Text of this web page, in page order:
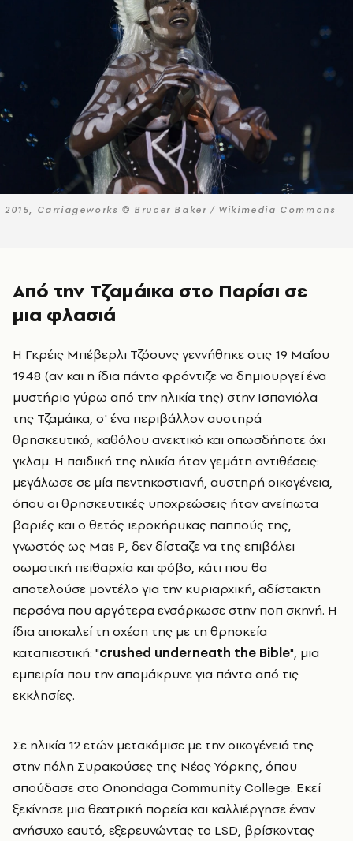
2015, Carriageworks © Brucer Baker / Wikimedia Commons
Από την Τζαμάικα στο Παρίσι σε
μια φλασιά
Η Γκρέις Μπέβερλι Τζόουνς γεννήθηκε στις 19 Μαΐου
1948 (αν και η ίδια πάντα φρόντιζε να δημιουργεί ένα
μυστήριο γύρω από την ηλικία της) στην Ισπανιόλα
της Τζαμάικα, σ' ένα περιβάλλον αυστηρά
θρησκευτικό, καθόλου ανεκτικό και οπωσδήποτε όχι
γκλαμ. Η παιδική της ηλικία ήταν γεμάτη αντιθέσεις:
μεγάλωσε σε μία πεντηκοστιανή, αυστηρή οικογένεια,
όπου οι θρησκευτικές υποχρεώσεις ήταν ανείπωτα
βαριές και ο θετός ιεροκήρυκας παππούς της,
γνωστός ως Mas P, δεν δίσταζε να της επιβάλει
σωματική πειθαρχία και φόβο, κάτι που θα
αποτελούσε μοντέλο για την κυριαρχική, αδίστακτη
περσόνα που αργότερα ενσάρκωσε στην ποπ σκηνή. Η
ίδια αποκαλεί τη σχέση της με τη θρησκεία
καταπιεστική: "crushed underneath the Bible", μια
εμπειρία που την απομάκρυνε για πάντα από τις
εκκλησίες.
Σε ηλικία 12 ετών μετακόμισε με την οικογένειά της
στην πόλη Συρακούσες της Νέας Υόρκης, όπου
σπούδασε στο Onondaga Community College. Εκεί
ξεκίνησε μια θεατρική πορεία και καλλιέργησε έναν
ανήσυχο εαυτό, εξερευνώντας το LSD, βρίσκοντας